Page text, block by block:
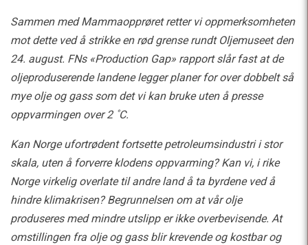
Sammen med Mammaopprøret retter vi oppmerksomheten
mot dette ved å strikke en rød grense rundt Oljemuseet den
24. august. FNs «Production Gap» rapport slår fast at de
oljeproduserende landene legger planer for over dobbelt så
mye olje og gass som det vi kan bruke uten å presse
oppvarmingen over 2 ˚C.
Kan Norge ufortrødent fortsette petroleumsindustri i stor
skala, uten å forverre klodens oppvarming? Kan vi, i rike
Norge virkelig overlate til andre land å ta byrdene ved å
hindre klimakrisen? Begrunnelsen om at vår olje
produseres med mindre utslipp er ikke overbevisende. At
omstillingen fra olje og gass blir krevende og kostbar og